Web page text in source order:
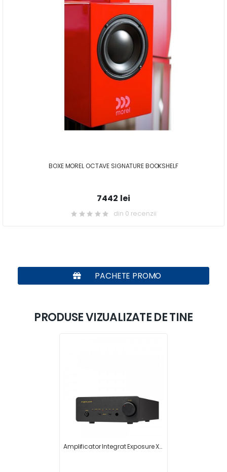
BOXE MOREL OCTAVE SIGNATURE BOOKSHELF
7442 lei
din 0 recenzii
PACHETE PROMO
PRODUSE VIZUALIZATE DE TINE
Amplificator Integrat Exposure XM5